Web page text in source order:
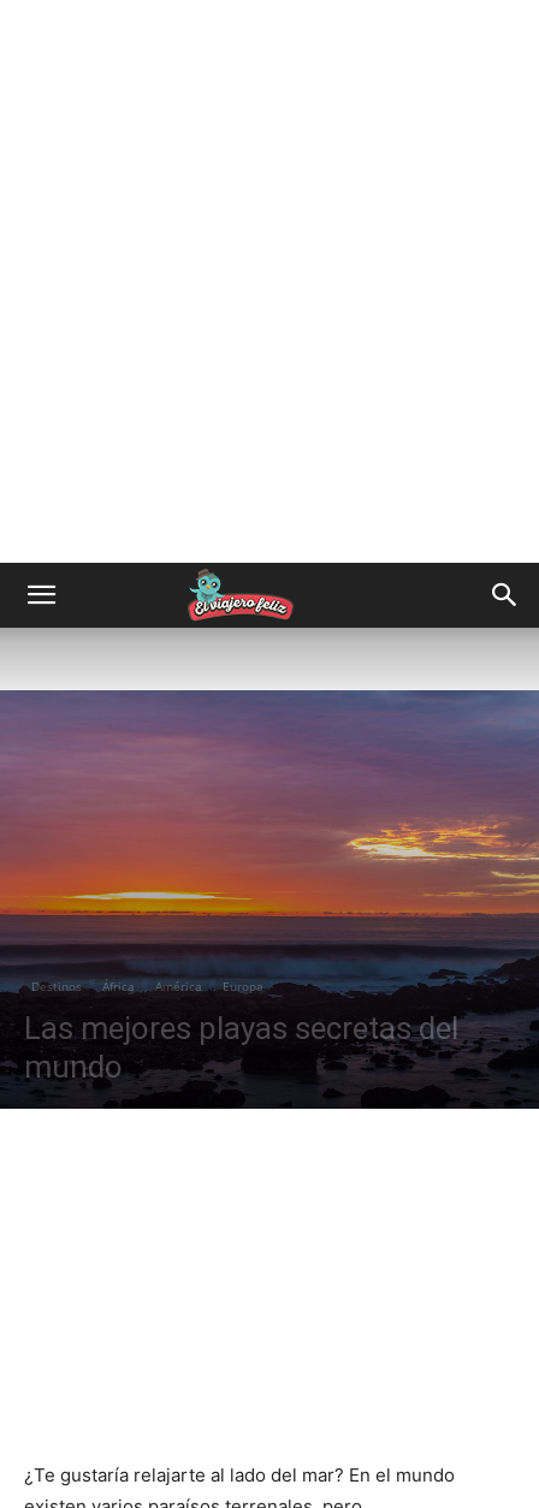
Destinos África América Europa
Las mejores playas secretas del
mundo
¿Te gustaría relajarte al lado del mar? En el mundo